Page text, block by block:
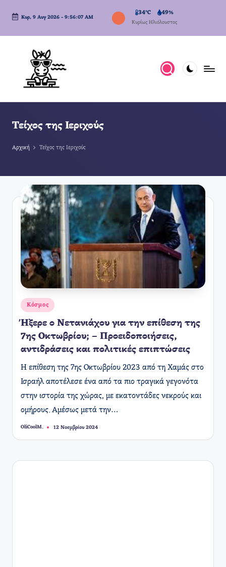
Μετάβαση
σε
περιεχόμενο
Κυρ, 9 Αυγ 2026- 9:56:08 AM
34°C 49%
Κυρίως Ηλιόλουστος
Τείχος της Ιεριχούς
Αρχική Τείχος της Ιεριχούς
Αναρτήθηκε
σε
Κόσμος
Ήξερε ο Νετανιάχου για την επίθεση της
7ης Οκτωβρίου; – Προειδοποιήσεις,
αντιδράσεις και πολιτικές επιπτώσεις
Η επίθεση της 7ης Οκτωβρίου 2023 από τη Χαμάς στο
Ισραήλ αποτέλεσε ένα από τα πιο τραγικά γεγονότα
στην ιστορία της χώρας, με εκατοντάδες νεκρούς και
ομήρους. Αμέσως μετά την…
Συγγραφέας:
OliCoolM. 12 Νοεμβρίου 2024